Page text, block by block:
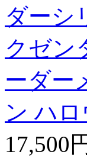
ダーシ
クゼン
ーダ
ン ハ
17,500